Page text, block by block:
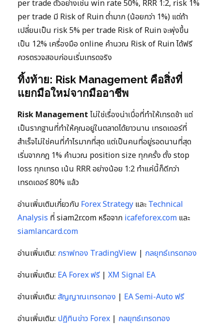
per trade ตัวอย่างเช่น win rate 50%, RRR 1:2, risk 1%
per trade มี Risk of Ruin ต่ำมาก (น้อยกว่า 1%) แต่ถ้า
เปลี่ยนเป็น risk 5% per trade Risk of Ruin จะพุ่งขึ้น
เป็น 12% เครื่องมือ online คำนวณ Risk of Ruin ได้ฟรี
ควรตรวจสอบก่อนเริ่มเทรดจริง
ทิ้งท้าย: Risk Management คือสิ่งที่
แยกมือใหม่จากมืออาชีพ
Risk Management ไม่ใช่เรื่องน่าเบื่อที่ทำให้เทรดช้า แต่
เป็นรากฐานที่ทำให้คุณอยู่ในตลาดได้ยาวนาน เทรดเดอร์ที่
สำเร็จไม่ใช่คนที่กำไรมากที่สุด แต่เป็นคนที่อยู่รอดนานที่สุด
เริ่มจากกฎ 1% คำนวณ position size ทุกครั้ง ตั้ง stop
loss ทุกเทรด เน้น RRR อย่างน้อย 1:2 ทำแค่นี้ก็ดีกว่า
เทรดเดอร์ 80% แล้ว
อ่านเพิ่มเติมเกี่ยวกับ Forex Strategy และTechnical
Analysis ที่ siam2r.com หรือจาก icafeforex.com และ
siamlancard.com
อ่านเพิ่มเติม: กราฟทอง TradingView | กลยุทธ์เทรดทอง
อ่านเพิ่มเติม: EA Forex ฟรี| XM Signal EA
อ่านเพิ่มเติม: สัญญาณเทรดทอง | EA Semi-Auto ฟรี
อ่านเพิ่มเติม: ปฏิทินข่าว Forex | กลยุทธ์เทรดทอง